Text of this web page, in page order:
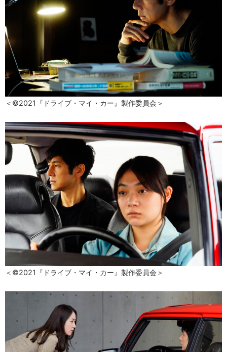
＜©2021『ドライブ・マイ・カー』製作委員会＞
＜©2021『ドライブ・マイ・カー』製作委員会＞